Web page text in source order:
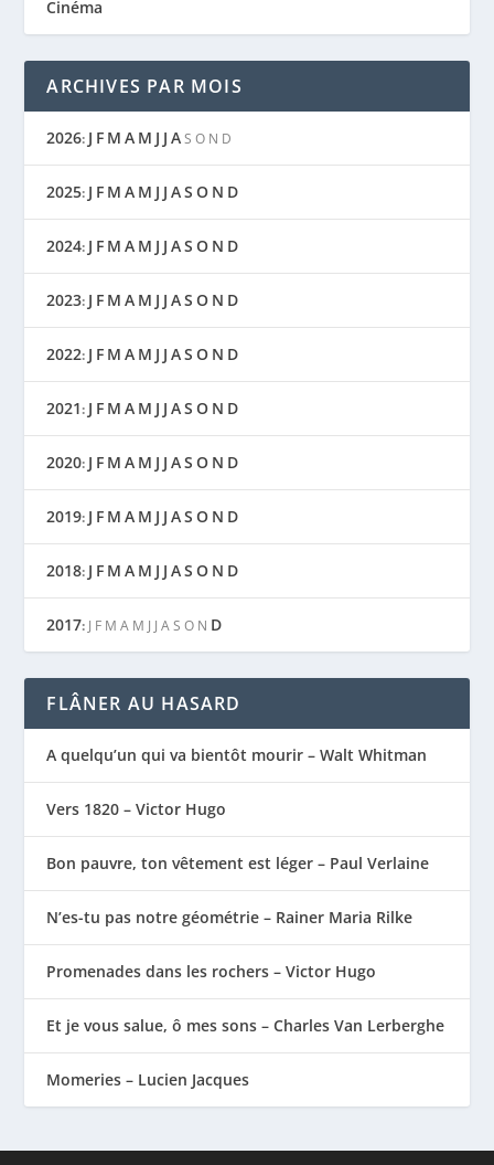
Cinéma
ARCHIVES PAR MOIS
2026: J F M A M J J A S O N D
2025: J F M A M J J AS O N D
2024: J F M A M J J AS O N D
2023: J F M A M J J AS O N D
2022: J F M A M J J AS O N D
2021: J F M A M J J AS O N D
2020: J F M A M J J AS O N D
2019: J F M A M J J AS O N D
2018: J F M A M J J AS O N D
2017: J F M A M J J A S O N D
FLÂNER AU HASARD
A quelqu’un qui va bientôt mourir – Walt Whitman
Vers 1820 – Victor Hugo
Bon pauvre, ton vêtement est léger – Paul Verlaine
N’es-tu pas notre géométrie – Rainer Maria Rilke
Promenades dans les rochers – Victor Hugo
Et je vous salue, ô mes sons – Charles Van Lerberghe
Momeries – Lucien Jacques